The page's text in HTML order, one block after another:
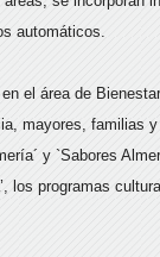
automáticos.
el área de
mayores,
y `Sabores
los programas